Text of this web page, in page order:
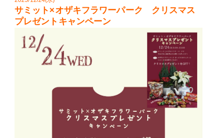
サミット×オザキフラワーパーク クリスマス
プレゼントキャンペーン